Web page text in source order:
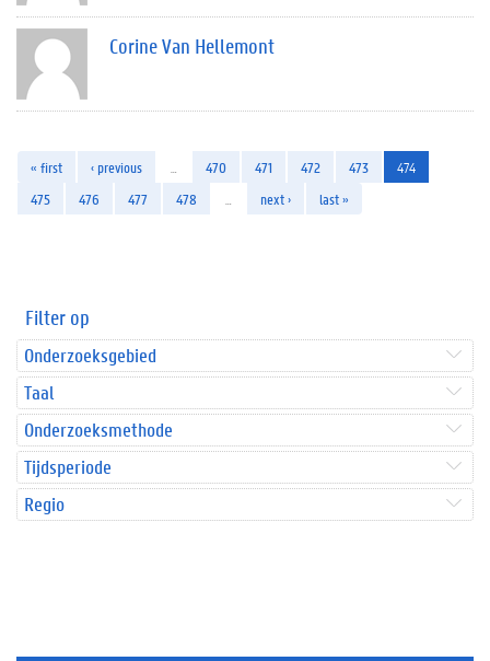
Corine Van Hellemont
« first ‹ previous 470 471 472 473
474
475
476 477 478 next › last »
Filter op
Onderzoeksgebied
Taal
Onderzoeksmethode
Tijdsperiode
Regio